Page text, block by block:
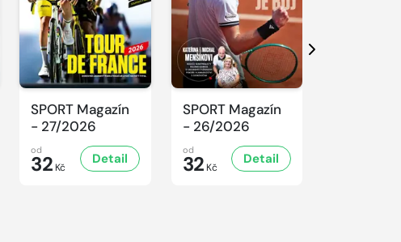
SPORT Magazín
- 27/2026
od
32 Kč
Detail
SPORT Magazín
- 26/2026
od
32 Kč
Detail
Další